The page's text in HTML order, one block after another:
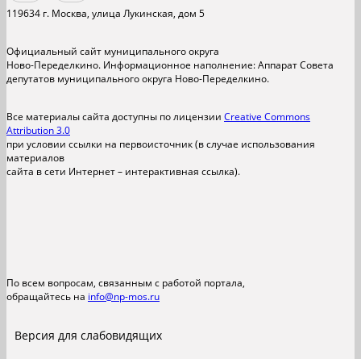
119634 г. Москва, улица Лукинская, дом 5
Официальный сайт муниципального округа
Ново-Переделкино. Информационное наполнение: Аппарат Совета
депутатов муниципального округа Ново-Переделкино.
Все материалы сайта доступны по лицензии Creative Commons
Attribution 3.0
при условии ссылки на первоисточник (в случае использования
материалов
сайта в сети Интернет – интерактивная ссылка).
По всем вопросам, связанным с работой портала,
обращайтесь на info@np-mos.ru
Версия для слабовидящих